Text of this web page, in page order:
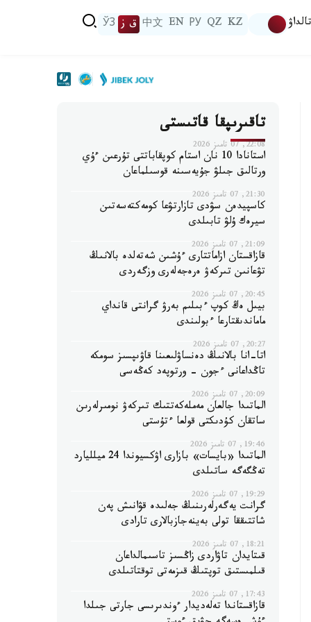
تالداۋ KZ
QZ
РУ
EN
中文 ق ز ЎЗ
تاقىرىپقا قاتىستى
22:08, 07 تامىز 2026
استانادا 10 نان استام كوپقاباتتى تۇرعىن ءۇي
ورتالىق جىلۋ جۇيەسىنە قوسىلماعان
21:30, 07 تامىز 2026
كاسپيدەن سۋدى تازارتۋعا كومەكتەسەتىن
سيرەك ۇلۋ تابىلدى
21:09, 07 تامىز 2026
قازاقستان ازاماتتارى ءۇشىن شەتەلدە بالانىڭ
تۋعانىن تىركەۋ ەرەجەلەرى وزگەردى
20:45, 07 تامىز 2026
بيىل ەڭ كوپ ءبىلىم بەرۋ گرانتى قانداي
ماماندىقتارعا ءبولىندى
20:27, 07 تامىز 2026
اتا-انا بالانىڭ دەنساۋلىعىنا قاۋىپسىز سومكە
تاڭداعانى ءجون - ورتوپەد كەڭەسى
20:09, 07 تامىز 2026
الماتىدا جالعان مەملەكەتتىك تىركەۋ نومىرلەرىن
ساتقان كۇدىكتى قولعا ءتۇستى
19:46, 07 تامىز 2026
الماتىدا «بايسات» بازارى اۋكسيوندا 24 ميلليارد
تەڭگەگە ساتىلدى
19:29, 07 تامىز 2026
گرانت يەگەرلەرىنىڭ جەلىدە قۋانىش پەن
شاتتىققا تولى بەينەجازبالارى تارادى
18:21, 07 تامىز 2026
قىتايدان تاۋاردى زاڭسىز تاسىمالداعان
قىلمىستىق توپتىڭ قىزمەتى توقتاتىلدى
17:43, 07 تامىز 2026
قازاقستاندا تەلەديدار ءوندىرىسى جارتى جىلدا